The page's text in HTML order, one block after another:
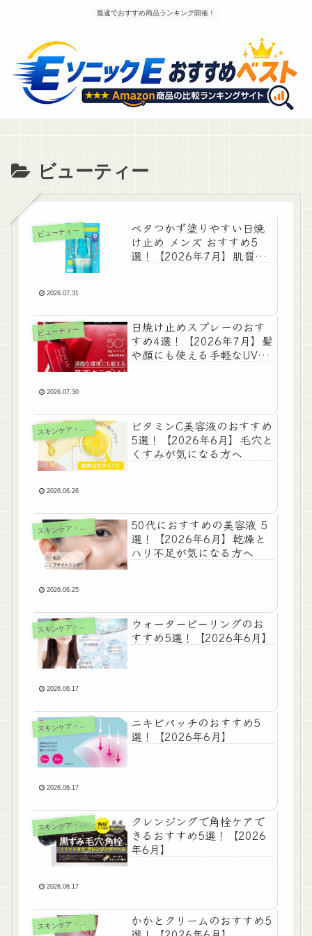
最速でおすすめ商品ランキング開催！
ビューティー
ビューティー
ベタつかず塗りやすい日焼
け止め メンズ おすすめ5
選！【2026年7月】肌質で
2026.07.31
ビューティー
日焼け止めスプレーのおす
すめ4選！【2026年7月】髪
や顔にも使える手軽なUV対
2026.07.30
ス キンケア・ボディケア
ビタミンC美容液のおすすめ
5選！【2026年6月】毛穴と
くすみが気になる方へ
2026.06.26
ス キンケア・ボディケア
50代におすすめの美容液 5
選！【2026年6月】乾燥と
ハリ不足が気になる方へ
2026.06.25
ス キンケア・ボディケア
ウォーターピーリングのお
すすめ5選！【2026年6月】
2026.06.17
ス キンケア・ボディケア
ニキビパッチのおすすめ5
選！【2026年6月】
2026.06.17
ス キンケア・ボディケア
クレンジングで角栓ケアで
きるおすすめ5選！【2026
年6月】
2026.06.17
ス キンケア・ボディケア
かかとクリームのおすすめ5